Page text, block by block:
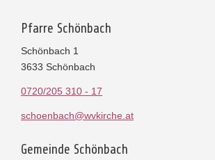
Pfarre Schönbach
Schönbach 1
3633 Schönbach
0720/205 310 - 17
schoenbach@wvkirche.at
Gemeinde Schönbach